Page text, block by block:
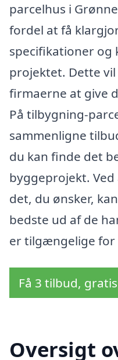
parcelhus i
fordel at få
specifikationer og
projektet. Dette
firmaerne at give
På tilbygning-
sammenligne
du kan finde det
byggeprojekt.
det, du ønsker,
bedste ud af de
er tilgængelige for
Få 3 tilbud,
Oversigt